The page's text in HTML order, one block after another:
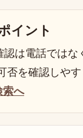
イント
は電話では
を確認しやす
索へ